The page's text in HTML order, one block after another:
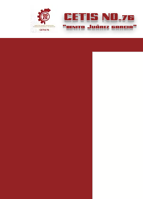
CETIS NO.76
"benito Juárezgarcia"